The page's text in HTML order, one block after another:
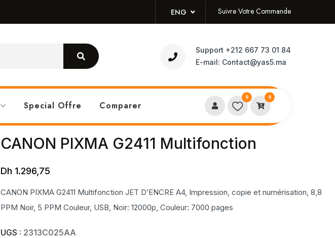
ENG Suivre Votre Commande
Support +212 667 73 01 84
E-mail: Contact@yas5.ma
Special Offre Comparer
0 0
CANON PIXMA G2411 Multifonction
Dh 1.296,75
CANON PIXMA G2411 Multifonction JET D’ENCRE A4, Impression, copie et numérisation, 8,8
PPM Noir, 5 PPM Couleur, USB, Noir: 12000p, Couleur: 7000 pages
UGS : 2313C025AA